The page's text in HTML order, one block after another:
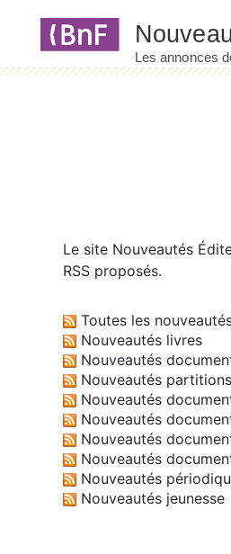
Le site Nouveautés
RSS proposés.
Toutes les
Nouveautés livres
Nouveautés
Nouveautés partitions
Nouveautés
Nouveautés
Nouveautés
Nouveautés
Nouveautés
Nouveautés jeunesse